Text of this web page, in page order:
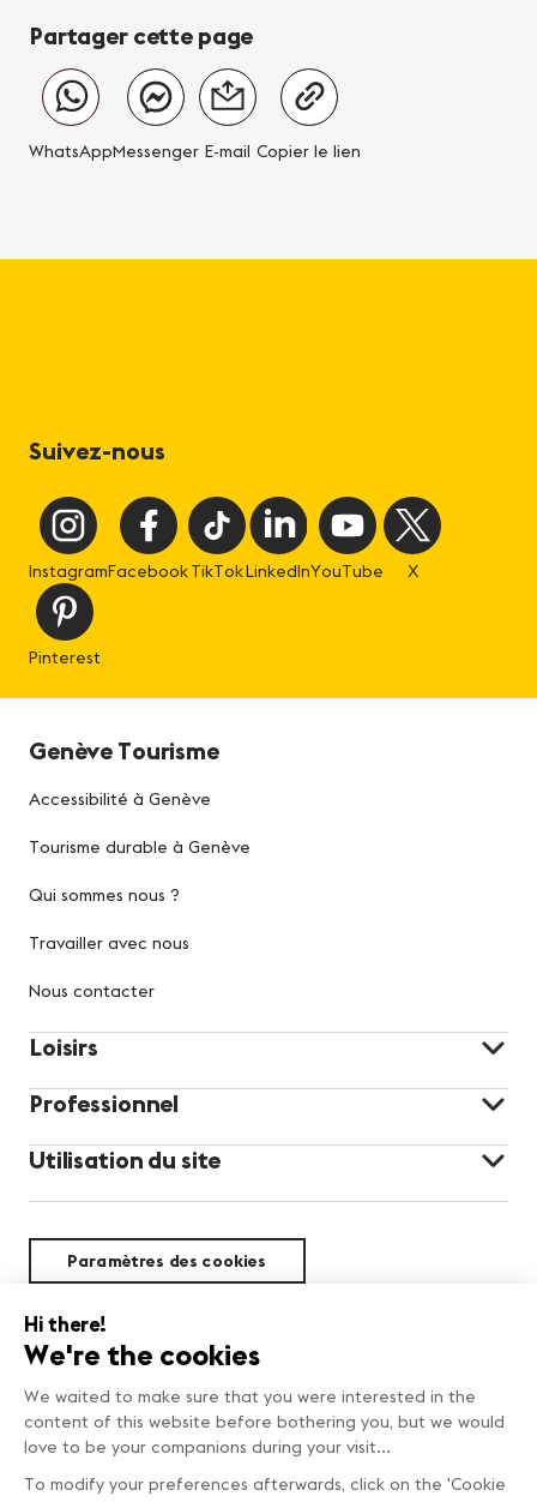
Partager cette page
WhatsAppMessenger E-mail Copier le lien
Suivez-nous
InstagramFacebookTikTokLinkedInYouTube X
Pinterest
Genève Tourisme
Accessibilité à Genève
Tourisme durable à Genève
Qui sommes nous ?
Travailler avec nous
Nous contacter
Loisirs
Professionnel
Utilisation du site
Paramètres des cookies